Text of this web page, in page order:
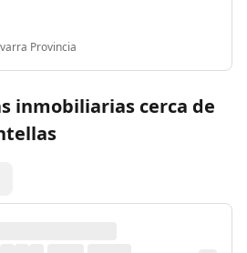
Provincia
inmobiliarias cerca de